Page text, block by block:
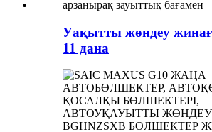
Уақытты жөндеу
11 дана